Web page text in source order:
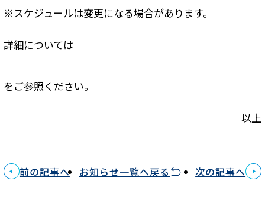
※スケジュールは変更になる場合があります。
詳細については
をご参照ください。
以上
前の記事へ お知らせ一覧へ戻る 次の記事へ